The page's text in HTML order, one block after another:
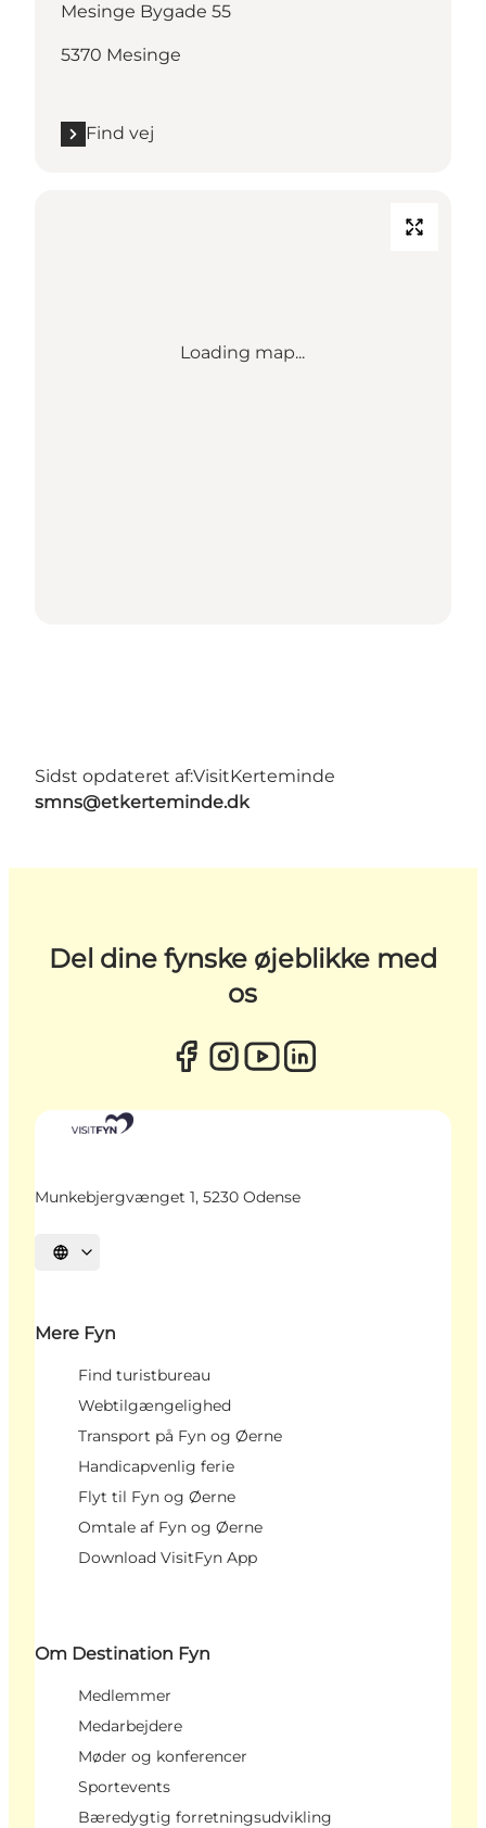
Mesinge Bygade 55
5370 Mesinge
Find vej
Loading map...
Sidst opdateret af:VisitKerteminde
smns@etkerteminde.dk
Del dine fynske øjeblikke med
os
Munkebjergvænget 1, 5230 Odense
Vælg sprog
Mere Fyn
Find turistbureau
Webtilgængelighed
Transport på Fyn og Øerne
Handicapvenlig ferie
Flyt til Fyn og Øerne
Omtale af Fyn og Øerne
Download VisitFyn App
Om Destination Fyn
Medlemmer
Medarbejdere
Møder og konferencer
Sportevents
Bæredygtig forretningsudvikling